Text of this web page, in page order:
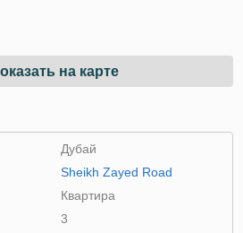
на карте
Дубай
Sheikh Zayed Road
Квартира
3